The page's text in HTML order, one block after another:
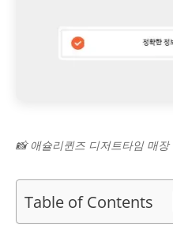
📸 애슐리퀸즈 디저트타임 매장
Table of Contents